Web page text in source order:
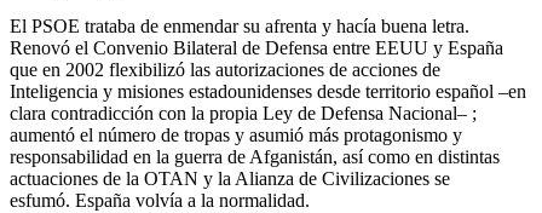
El PSOE trataba de enmendar su afrenta y hacía buena letra.
Renovó el Convenio Bilateral de Defensa entre EEUU y España
que en 2002 flexibilizó las autorizaciones de acciones de
Inteligencia y misiones estadounidenses desde territorio español –en
clara contradicción con la propia Ley de Defensa Nacional– ;
aumentó el número de tropas y asumió más protagonismo y
responsabilidad en la guerra de Afganistán, así como en distintas
actuaciones de la OTAN y la Alianza de Civilizaciones se
esfumó. España volvía a la normalidad.